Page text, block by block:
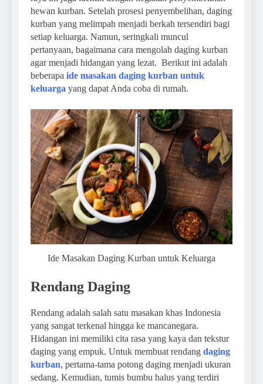
hewan kurban. Setelah prosesi penyembelihan, daging
kurban yang melimpah menjadi berkah tersendiri bagi
setiap keluarga. Namun, seringkali muncul
pertanyaan, bagaimana cara mengolah daging kurban
agar menjadi hidangan yang lezat. Berikut ini adalah
beberapa ide masakan daging kurban untuk
keluarga yang dapat Anda coba di rumah.
Ide Masakan Daging Kurban untuk Keluarga
Rendang Daging
Rendang adalah salah satu masakan khas Indonesia
yang sangat terkenal hingga ke mancanegara.
Hidangan ini memiliki cita rasa yang kaya dan tekstur
daging yang empuk. Untuk membuat rendang daging
kurban, pertama-tama potong daging menjadi ukuran
sedang. Kemudian, tumis bumbu halus yang terdiri